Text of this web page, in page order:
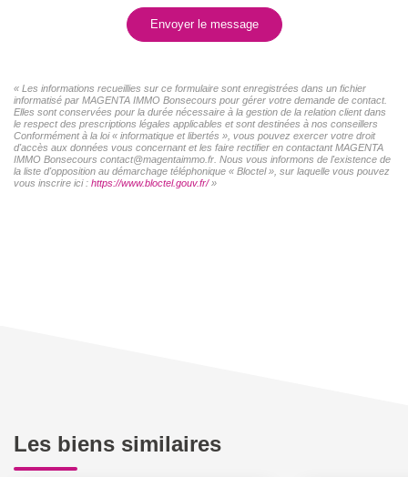
Envoyer le message
« Les informations recueillies sur ce formulaire sont enregistrées dans un fichier
informatisé par MAGENTA IMMO Bonsecours pour gérer votre demande de contact.
Elles sont conservées pour la durée nécessaire à la gestion de la relation client dans
le respect des prescriptions légales applicables et sont destinées à nos conseillers
Conformément à la loi « informatique et libertés », vous pouvez exercer votre droit
d'accès aux données vous concernant et les faire rectifier en contactant MAGENTA
IMMO Bonsecours contact@magentaimmo.fr. Nous vous informons de l'existence de
la liste d'opposition au démarchage téléphonique « Bloctel », sur laquelle vous pouvez
vous inscrire ici : https://www.bloctel.gouv.fr/»
Les biens similaires